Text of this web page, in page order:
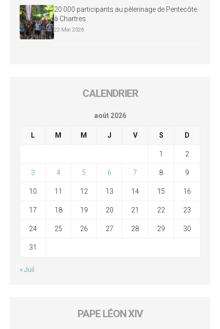
20 000 participants au pèlerinage de Pentecôte
à Chartres
22 Mai 2026
CALENDRIER
août 2026
L M M J V S D
1 2
3 4 5 6 7 8 9
10 11 12 13 14 15 16
17 18 19 20 21 22 23
24 25 26 27 28 29 30
31
« Juil
PAPE LÉON XIV